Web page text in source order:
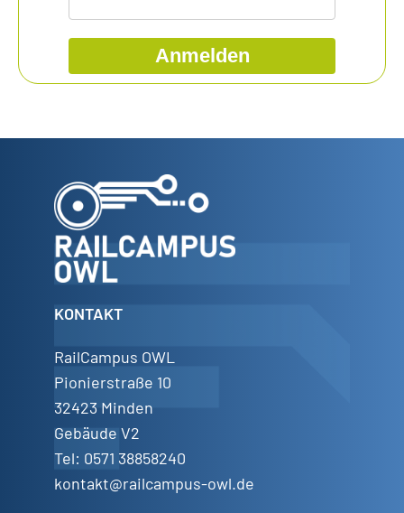
Anmelden
KONTAKT
RailCampus OWL
Pionierstraße 10
32423 Minden
Gebäude V2
Tel: 0571 38858240
kontakt@railcampus-owl.de